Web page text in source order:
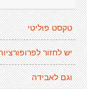
טקסט פוליטי
יש לחזור
וגם לאבידה